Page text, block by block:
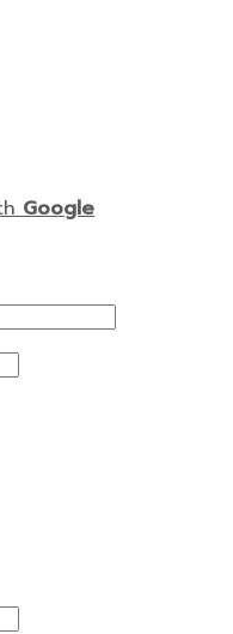
Google